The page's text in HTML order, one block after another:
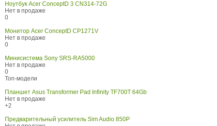
Ноутбук Acer ConceptD 3 CN314-72G
Нет в продаже
0
Монитор Acer ConceptD CP1271V
Нет в продаже
0
Минисистема Sony SRS-RA5000
Нет в продаже
0
Топ-модели
Планшет Asus Transformer Pad Infinity TF700T 64Gb
Нет в продаже
+2
Предварительный усилитель Sim Audio 850P